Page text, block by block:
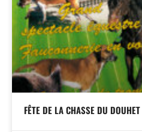
FÊTE DE LA CHASSE DU DOUHET